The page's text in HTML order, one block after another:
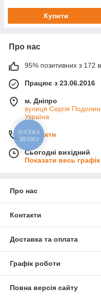
Купити
Про нас
95% позитивних з 172
Працює з 23.06.2016
м. Дніпро
вулиця Сергія
Україна
Контакти
Сьогодні вихідний
Показати весь
Про нас
Контакти
Доставка та оплата
Графік роботи
Повна версія сайту
КНОПКА
ЗВ'ЯЗКУ